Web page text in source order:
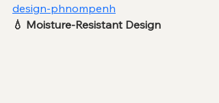
design-phnompenh
💧 Moisture-Resistant Design